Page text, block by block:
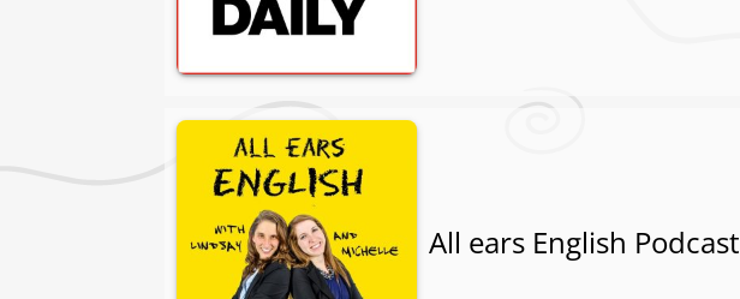
All ears English Podcast